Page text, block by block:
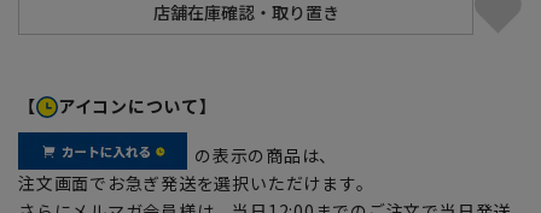
【 アイコンについて】
の表示の商品は、
注文画面でお急ぎ発送を選択いただけます。